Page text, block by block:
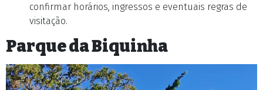
confirmar horários, ingressos e eventuais regras de
visitação.
Parque da Biquinha